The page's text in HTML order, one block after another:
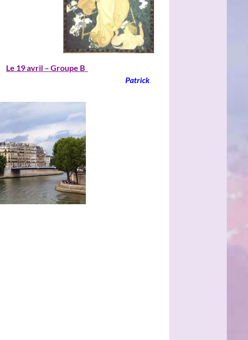
Le 19 avril – Groupe B
Patrick